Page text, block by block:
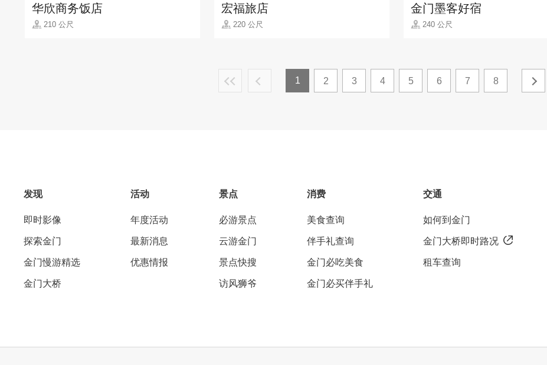
华欣商务饭店
210 公尺
宏福旅店
220 公尺
金门墨客好宿
240 公尺
1 2 3 4 5 6 7 8
发现
即时影像
探索金门
金门慢游精选
金门大桥
活动
年度活动
最新消息
优惠情报
景点
必游景点
云游金门
景点快搜
访风狮爷
消费
美食查询
伴手礼查询
金门必吃美食
金门必买伴手礼
交通
如何到金门
金门大桥即时路况
租车查询